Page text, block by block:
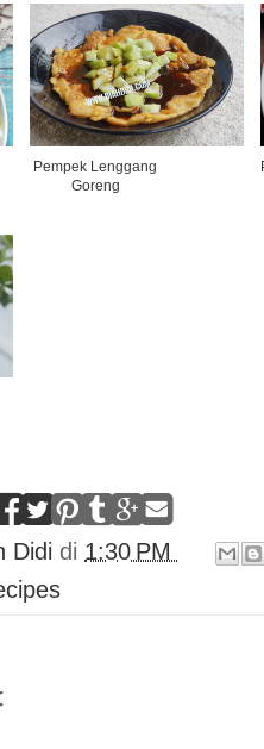
Pempek Lenggang
Goreng
Didi di 1:30 PM